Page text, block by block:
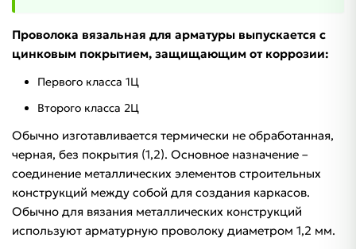
Проволока вязальная для арматуры выпускается с
цинковым покрытием, защищающим от коррозии:
Первого класса 1Ц
Второго класса 2Ц
Обычно изготавливается термически не обработанная,
черная, без покрытия (1,2). Основное назначение –
соединение металлических элементов строительных
конструкций между собой для создания каркасов.
Обычно для вязания металлических конструкций
используют арматурную проволоку диаметром 1,2 мм.